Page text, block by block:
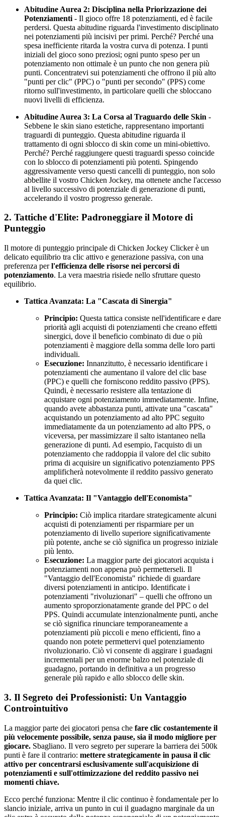
Abitudine Aurea 2: Disciplina nella Priorizzazione dei
Potenziamenti - Il gioco offre 18 potenziamenti, ed è facile
perdersi. Questa abitudine riguarda l'investimento disciplinato
nei potenziamenti più incisivi per primi. Perché? Perché una
spesa inefficiente ritarda la vostra curva di potenza. I punti
iniziali del gioco sono preziosi; ogni punto speso per un
potenziamento non ottimale è un punto che non genera più
punti. Concentratevi sui potenziamenti che offrono il più alto
"punti per clic" (PPC) o "punti per secondo" (PPS) come
ritorno sull'investimento, in particolare quelli che sbloccano
nuovi livelli di efficienza.
Abitudine Aurea 3: La Corsa al Traguardo delle Skin -
Sebbene le skin siano estetiche, rappresentano importanti
traguardi di punteggio. Questa abitudine riguarda il
trattamento di ogni sblocco di skin come un mini-obiettivo.
Perché? Perché raggiungere questi traguardi spesso coincide
con lo sblocco di potenziamenti più potenti. Spingendo
aggressivamente verso questi cancelli di punteggio, non solo
abbellite il vostro Chicken Jockey, ma ottenete anche l'accesso
al livello successivo di potenziale di generazione di punti,
accelerando il vostro progresso generale.
2. Tattiche d'Elite: Padroneggiare il Motore di
Punteggio
Il motore di punteggio principale di Chicken Jockey Clicker è un
delicato equilibrio tra clic attivo e generazione passiva, con una
preferenza perl'efficienza delle risorse nei percorsi di
potenziamento. La vera maestria risiede nello sfruttare questo
equilibrio.
Tattica Avanzata: La "Cascata di Sinergia"
Principio: Questa tattica consiste nell'identificare e dare
priorità agli acquisti di potenziamenti che creano effetti
sinergici, dove il beneficio combinato di due o più
potenziamenti è maggiore della somma delle loro parti
individuali.
Esecuzione: Innanzitutto, è necessario identificare i
potenziamenti che aumentano il valore del clic base
(PPC) e quelli che forniscono reddito passivo (PPS).
Quindi, è necessario resistere alla tentazione di
acquistare ogni potenziamento immediatamente. Infine,
quando avete abbastanza punti, attivate una "cascata"
acquistando un potenziamento ad alto PPC seguito
immediatamente da un potenziamento ad alto PPS, o
viceversa, per massimizzare il salto istantaneo nella
generazione di punti. Ad esempio, l'acquisto di un
potenziamento che raddoppia il valore del clic subito
prima di acquisire un significativo potenziamento PPS
amplificherà notevolmente il reddito passivo generato
da quei clic.
Tattica Avanzata: Il "Vantaggio dell'Economista"
Principio: Ciò implica ritardare strategicamente alcuni
acquisti di potenziamenti per risparmiare per un
potenziamento di livello superiore significativamente
più potente, anche se ciò significa un progresso iniziale
più lento.
Esecuzione: La maggior parte dei giocatori acquista i
potenziamenti non appena può permetterseli. Il
"Vantaggio dell'Economista" richiede di guardare
diversi potenziamenti in anticipo. Identificate i
potenziamenti "rivoluzionari" – quelli che offrono un
aumento sproporzionatamente grande del PPC o del
PPS. Quindi accumulate intenzionalmente punti, anche
se ciò significa rinunciare temporaneamente a
potenziamenti più piccoli e meno efficienti, fino a
quando non potete permettervi quel potenziamento
rivoluzionario. Ciò vi consente di aggirare i guadagni
incrementali per un enorme balzo nel potenziale di
guadagno, portando in definitiva a un progresso
generale più rapido e allo sblocco delle skin.
3. Il Segreto dei Professionisti: Un Vantaggio
Controintuitivo
La maggior parte dei giocatori pensa che fare clic costantemente il
più velocemente possibile, senza pause, sia il modo migliore per
giocare. Sbagliano. Il vero segreto per superare la barriera dei 500k
punti è fare il contrario: mettere strategicamente in pausa il clic
attivo per concentrarsi esclusivamente sull'acquisizione di
potenziamenti e sull'ottimizzazione del reddito passivo nei
momenti chiave.
Ecco perché funziona: Mentre il clic continuo è fondamentale per lo
slancio iniziale, arriva un punto in cui il guadagno marginale da un